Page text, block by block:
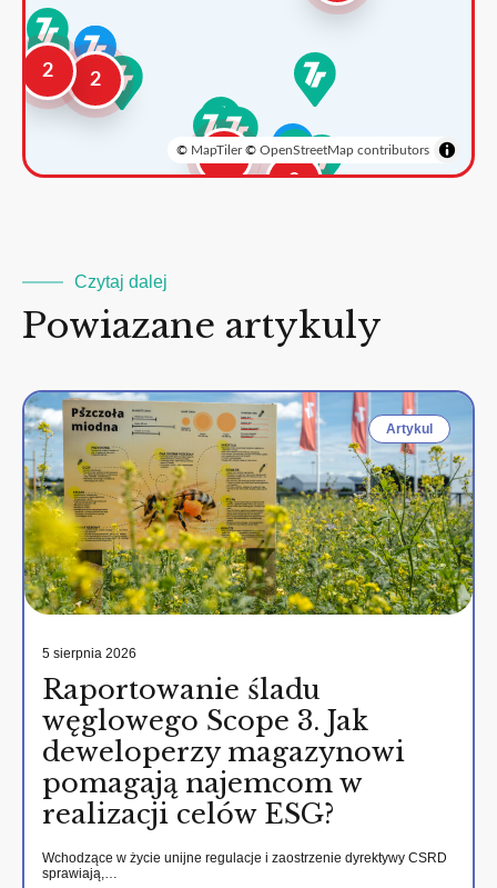
2
2
3
2
© MapTiler© OpenStreetMap contributors
Czytaj dalej
Powiazane artykuly
Artykul
5 sierpnia 2026
Raportowanie śladu
węglowego Scope 3. Jak
deweloperzy magazynowi
pomagają najemcom w
realizacji celów ESG?
Wchodzące w życie unijne regulacje i zaostrzenie dyrektywy CSRD
sprawiają,…